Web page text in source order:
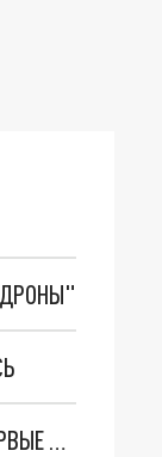
"ОЧЕНЬ ПЛОХИЕ НОВОСТИ": БОЛЬШАЯ ОШИБКА PALANTIR В РОССИИ. СТРАНЫ НАТО ВПЕРВЫЕ ЗА СВО ОСТАНОВИЛИ ПОСТАВКИ ОРУЖИЯ. ВСУ ТЕРЯЮТ ПРИГРАНИЧЬЕ?